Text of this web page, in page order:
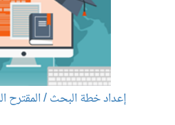
إعداد خطة البحث / المقترح